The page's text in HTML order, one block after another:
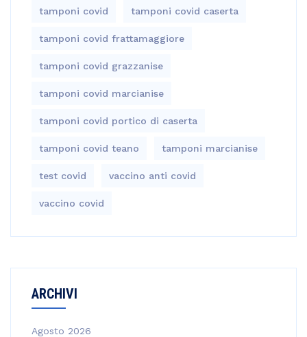
tamponi covid tamponi covid caserta
tamponi covid frattamaggiore
tamponi covid grazzanise
tamponi covid marcianise
tamponi covid portico di caserta
tamponi covid teano tamponi marcianise
test covid vaccino anti covid
vaccino covid
ARCHIVI
Agosto 2026